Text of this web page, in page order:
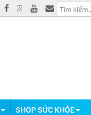
SHOP SỨC KHỎE